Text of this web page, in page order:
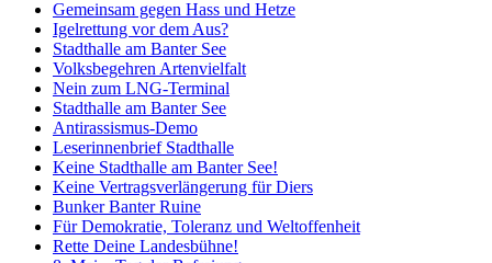
Gemeinsam gegen Hass und Hetze
Igelrettung vor dem Aus?
Stadthalle am Banter See
Volksbegehren Artenvielfalt
Nein zum LNG-Terminal
Stadthalle am Banter See
Antirassismus-Demo
Leserinnenbrief Stadthalle
Keine Stadthalle am Banter See!
Keine Vertragsverlängerung für Diers
Bunker Banter Ruine
Für Demokratie, Toleranz und Weltoffenheit
Rette Deine Landesbühne!